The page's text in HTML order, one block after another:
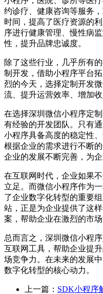
约诊疗、健康咨询等服务
时间，提高了医疗资源的
序进行健康管理、慢性病
性，提升品牌忠诚度。
除了这些行业，几乎所有
制开发，借助小程序平台
烈的今天，选择定制开发
流、提升运营效率、增加
在选择深圳微信小程序定
有经验的开发团队。只有
小程序具备高度的稳定性
根据企业的需求进行不断
企业的发展不断完善，为
在互联网时代，企业如果
立足。而微信小程序作为
了企业数字化转型的重要
站，正是为企业提供了这
案，帮助企业在激烈的市场
总而言之，深圳微信小程
互联网工具，帮助企业提
场竞争力。在未来的发展
数字化转型的核心动力。
上一篇： SDK小程序